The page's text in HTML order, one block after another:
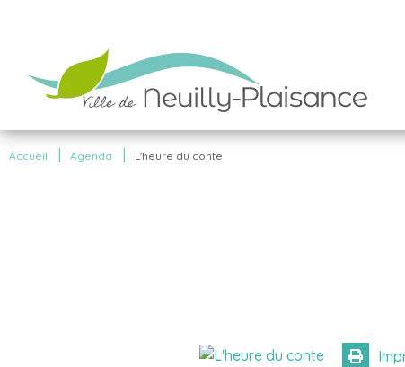
Accueil Agenda L'heure du conte